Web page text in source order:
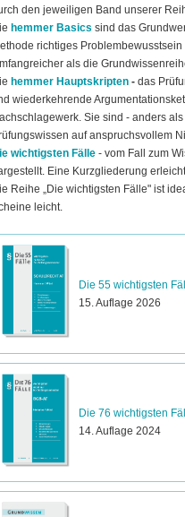
den jeweiligen Band unserer
hemmer Basics sind das
richtiges
als die
hemmer Hauptskripten - das
wiederkehrende
Sie sind - anders
auf anspruchsvollem
wichtigsten Fälle - vom Fall zum
Eine Kurzgliederung
Reihe „Die wichtigsten Fälle" ist
leicht.
Die 55 wichtigsten
15. Auflage 2026
Die 76 wichtigsten
14. Auflage 2024